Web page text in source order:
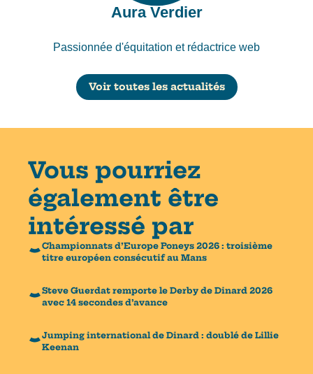
Aura Verdier
Passionnée d'équitation et rédactrice web
Voir toutes les actualités
Vous pourriez
également être
intéressé par
Championnats d’Europe Poneys 2026 : troisième
titre européen consécutif au Mans
Steve Guerdat remporte le Derby de Dinard 2026
avec 14 secondes d’avance
Jumping international de Dinard : doublé de Lillie
Keenan